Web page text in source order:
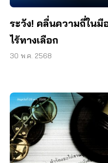
ระวัง! คลื่นความถี่ใน
ไร้ทางเลือก
30 พ.ค. 2568